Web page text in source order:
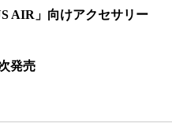
AIR」向けアクセサリー
発売